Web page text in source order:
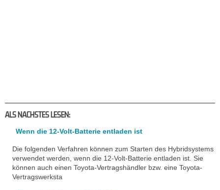
ALS NACHSTES LESEN:
Wenn die 12-Volt-Batterie entladen ist
Die folgenden Verfahren können zum Starten des Hybridsystems
verwendet werden, wenn die 12-Volt-Batterie entladen ist. Sie
können auch einen Toyota-Vertragshändler bzw. eine Toyota-
Vertragswerksta